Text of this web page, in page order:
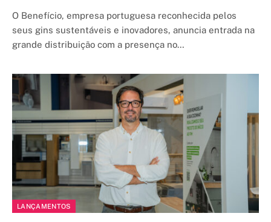
O Benefício, empresa portuguesa reconhecida pelos
seus gins sustentáveis e inovadores, anuncia entrada na
grande distribuição com a presença no…
LANÇAMENTOS